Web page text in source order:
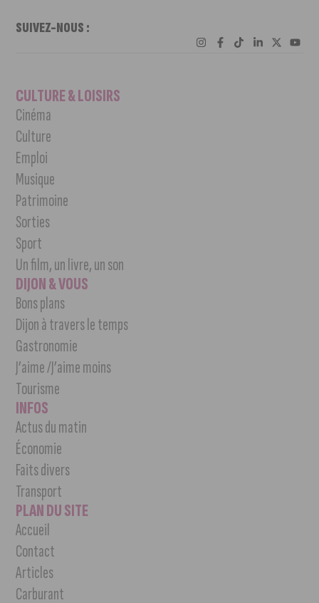
SUIVEZ-NOUS :
CULTURE & LOISIRS
Cinéma
Culture
Emploi
Musique
Patrimoine
Sorties
Sport
Un film, un livre, un son
DIJON & VOUS
Bons plans
Dijon à travers le temps
Gastronomie
J’aime /J’aime moins
Tourisme
INFOS
Actus du matin
Économie
Faits divers
Transport
PLAN DU SITE
Accueil
Contact
Articles
Carburant